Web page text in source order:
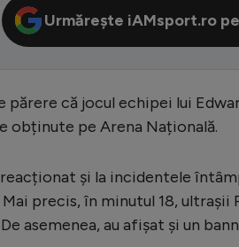
Urmărește iAMsport.ro
părere că jocul echipei lui
obținute pe Arena Națională.
și la incidentele
precis, în minutul 18, ultrașii
asemenea, au afișat și un